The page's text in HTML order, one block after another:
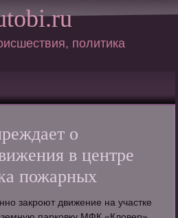
политика
о
в центре
пожарных
закроют движение на участке